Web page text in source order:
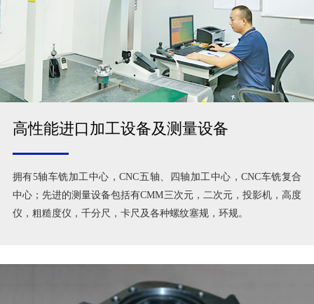
高性能进口加工设备及测量设备
拥有5轴车铣加工中心，CNC五轴、四轴加工中心，CNC车铣复合
中心；先进的测量设备包括有CMM三次元，二次元，投影机，高度
仪，粗糙度仪，千分尺，卡尺及各种螺纹塞规，环规。